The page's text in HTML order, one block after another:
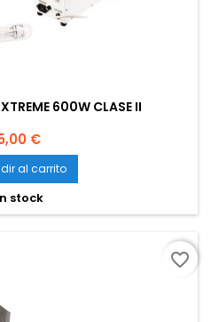
600W CLASE II
€
al carrito
stock
favorite_border